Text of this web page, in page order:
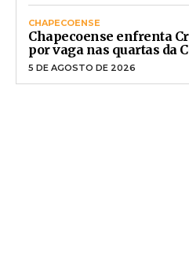
CHAPECOENSE
Chapecoense enfrenta
por vaga nas quartas da
5 DE AGOSTO DE 2026